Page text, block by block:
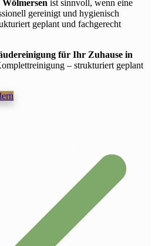
ist sinnvoll, wenn eine
gereinigt und hygienisch
geplant und fachgerecht
für Ihr Zuhause in
– strukturiert geplant